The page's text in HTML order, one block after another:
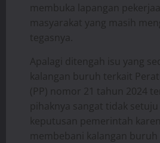
membuka lapangan
masyarakat yang masih
tegasnya.
Apalagi ditengah isu yang
kalangan buruh terkait
(PP) nomor 21 tahun 2024
pihaknya sangat tidak
keputusan pemerintah
membebani kalangan buruh